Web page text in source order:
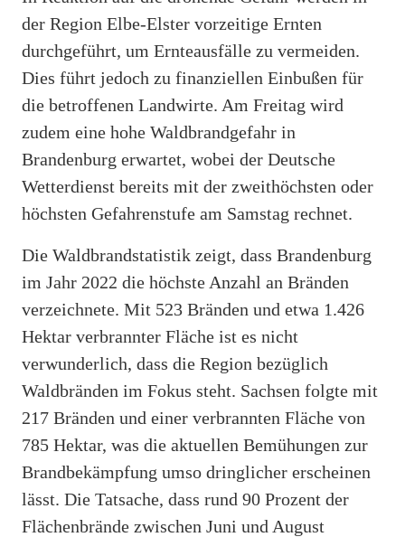
der Region Elbe-Elster vorzeitige Ernten
durchgeführt, um Ernteausfälle zu vermeiden.
Dies führt jedoch zu finanziellen Einbußen für
die betroffenen Landwirte. Am Freitag wird
zudem eine hohe Waldbrandgefahr in
Brandenburg erwartet, wobei der Deutsche
Wetterdienst bereits mit der zweithöchsten oder
höchsten Gefahrenstufe am Samstag rechnet.
Die Waldbrandstatistik zeigt, dass Brandenburg
im Jahr 2022 die höchste Anzahl an Bränden
verzeichnete. Mit 523 Bränden und etwa 1.426
Hektar verbrannter Fläche ist es nicht
verwunderlich, dass die Region bezüglich
Waldbränden im Fokus steht. Sachsen folgte mit
217 Bränden und einer verbrannten Fläche von
785 Hektar, was die aktuellen Bemühungen zur
Brandbekämpfung umso dringlicher erscheinen
lässt. Die Tatsache, dass rund 90 Prozent der
Flächenbrände zwischen Juni und August